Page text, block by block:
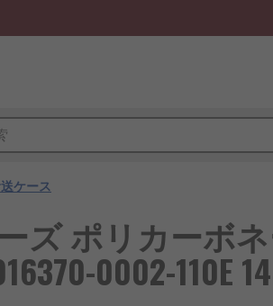
ケース
ズ ポリカーボ
0002-110E